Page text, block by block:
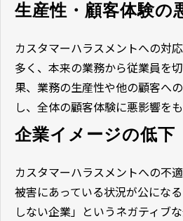
生産性・顧客体験の
カスタマーハラスメントへの対
多く、本来の業務から従業員を
果、業務の生産性や他の顧客へ
し、全体の顧客体験に悪影響をも
企業イメージの低下
カスタマーハラスメントへの不
被害にあっている状況が公にな
しない企業」というネガティブ